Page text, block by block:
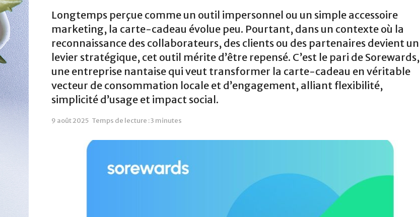
Longtemps perçue comme un outil impersonnel ou un simple accessoire
marketing, la carte-cadeau évolue peu. Pourtant, dans un contexte où la
reconnaissance des collaborateurs, des clients ou des partenaires devient un
levier stratégique, cet outil mérite d’être repensé. C’est le pari de Sorewards,
une entreprise nantaise qui veut transformer la carte-cadeau en véritable
vecteur de consommation locale et d’engagement, alliant flexibilité,
simplicité d’usage et impact social.
9 août 2025 Temps de lecture : 3 minutes